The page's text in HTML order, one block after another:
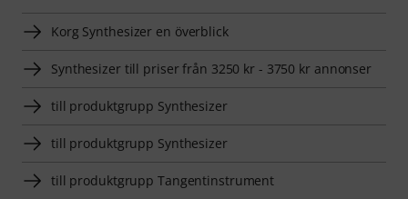
Korg Synthesizer en överblick
Synthesizer till priser från 3250 kr - 3750 kr annonser
till produktgrupp Synthesizer
till produktgrupp Synthesizer
till produktgrupp Tangentinstrument